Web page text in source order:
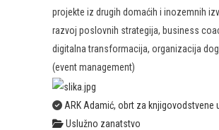
projekte iz drugih domaćih i inozemnih
razvoj poslovnih strategija, business
digitalna transformacija, organizacija
(event management)
ARK Adamić, obrt za knjigovodstvene
Uslužno zanatstvo